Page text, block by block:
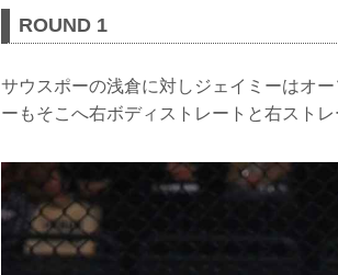
ROUND 1
サウスポーの浅倉に対しジェイミーはオ
ーもそこへ右ボディストレートと右スト